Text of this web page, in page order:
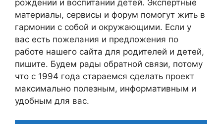
рождении и воспитании детей. Экспертные
материалы, сервисы и форум помогут жить в
гармонии с собой и окружающими. Если у
вас есть пожелания и предложения по
работе нашего сайта для родителей и детей,
пишите. Будем рады обратной связи, потому
что c 1994 года стараемся сделать проект
максимально полезным, информативным и
удобным для вас.